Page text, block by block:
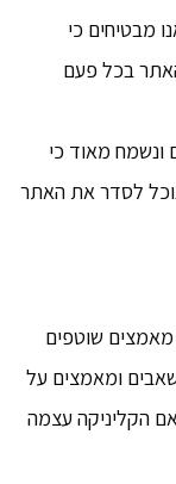
מבטיחים כי
בכל פעם
ונשמח מאוד כי
לסדר את האתר
שוטפים
ומאמצים על
הקליניקה עצמה